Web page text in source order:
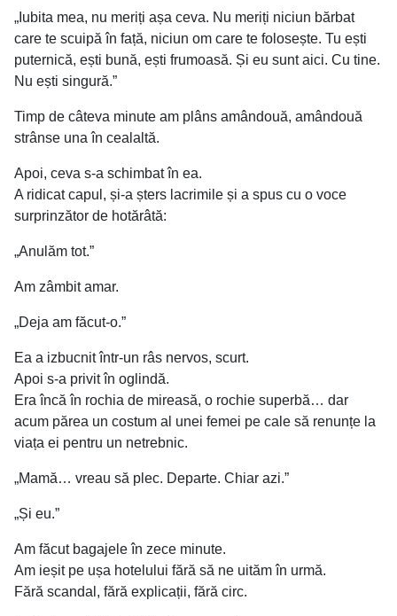
„Iubita mea, nu meriți așa ceva. Nu meriți niciun bărbat
care te scuipă în față, niciun om care te folosește. Tu ești
puternică, ești bună, ești frumoasă. Și eu sunt aici. Cu tine.
Nu ești singură.”
Timp de câteva minute am plâns amândouă, amândouă
strânse una în cealaltă.
Apoi, ceva s-a schimbat în ea.
A ridicat capul, și-a șters lacrimile și a spus cu o voce
surprinzător de hotărâtă:
„Anulăm tot.”
Am zâmbit amar.
„Deja am făcut-o.”
Ea a izbucnit într-un râs nervos, scurt.
Apoi s-a privit în oglindă.
Era încă în rochia de mireasă, o rochie superbă… dar
acum părea un costum al unei femei pe cale să renunțe la
viața ei pentru un netrebnic.
„Mamă… vreau să plec. Departe. Chiar azi.”
„Și eu.”
Am făcut bagajele în zece minute.
Am ieșit pe ușa hotelului fără să ne uităm în urmă.
Fără scandal, fără explicații, fără circ.